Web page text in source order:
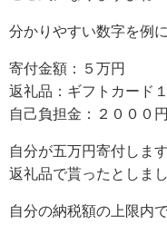
分かりやすい数字を例
寄付金額：５万円
返礼品：ギフトカード
自己負担金：２０００
自分が五万円寄付しま
返礼品で貰ったとしまし
自分の納税額の上限内